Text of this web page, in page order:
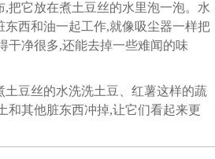
,把它放在煮土豆丝的水里泡一泡。水
东西和油一起工作,就像吸尘器一样把
干净很多,还能去掉一些难闻的味
土豆丝的水洗洗土豆、红薯这样的蔬
和其他脏东西冲掉,让它们看起来更